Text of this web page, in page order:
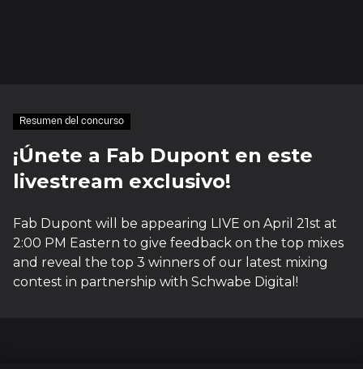
Resumen del concurso
¡Únete a Fab Dupont en este
livestream exclusivo!
Fab Dupont will be appearing LIVE on April 21st at
2:00 PM Eastern to give feedback on the top mixes
and reveal the top 3 winners of our latest mixing
contest in partnership with Schwabe Digital!